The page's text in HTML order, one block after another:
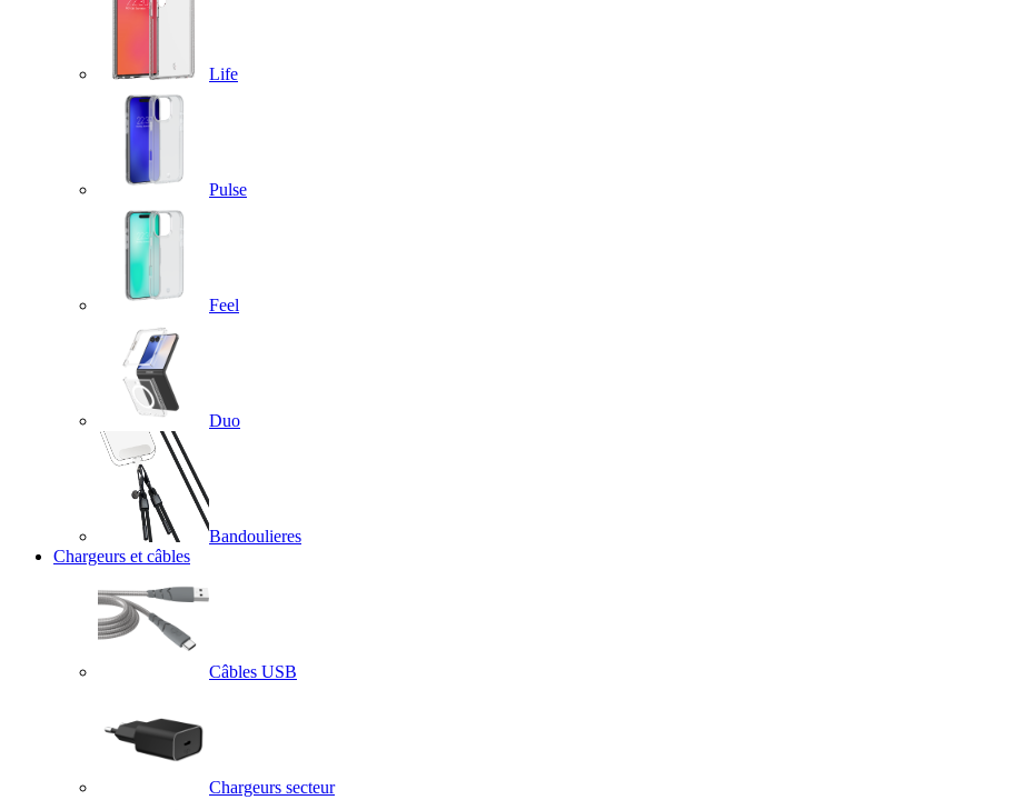
Life
Pulse
Feel
Duo
Bandoulieres
Chargeurs et câbles
Câbles USB
Chargeurs secteur